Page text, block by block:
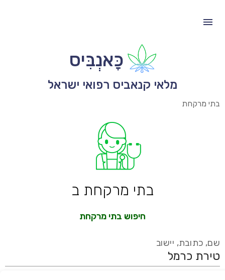
כָּאנְבִּיס
מלאי קנאביס רפואי ישראל
בתי מרקחת
בתי מרקחת ב
חיפוש בתי מרקחת
שם, כתובת, יישוב